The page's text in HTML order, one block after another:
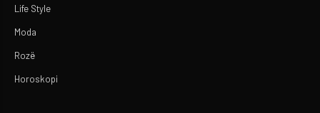
Life Style
Moda
Rozë
Horoskopi